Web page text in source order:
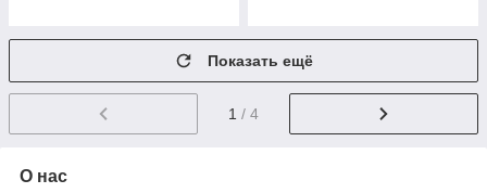
Показать ещё
1 / 4
О нас